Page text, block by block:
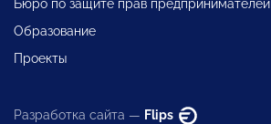
Бюро по защите прав предпринимателей
Образование
Проекты
Разработка сайта — Flips